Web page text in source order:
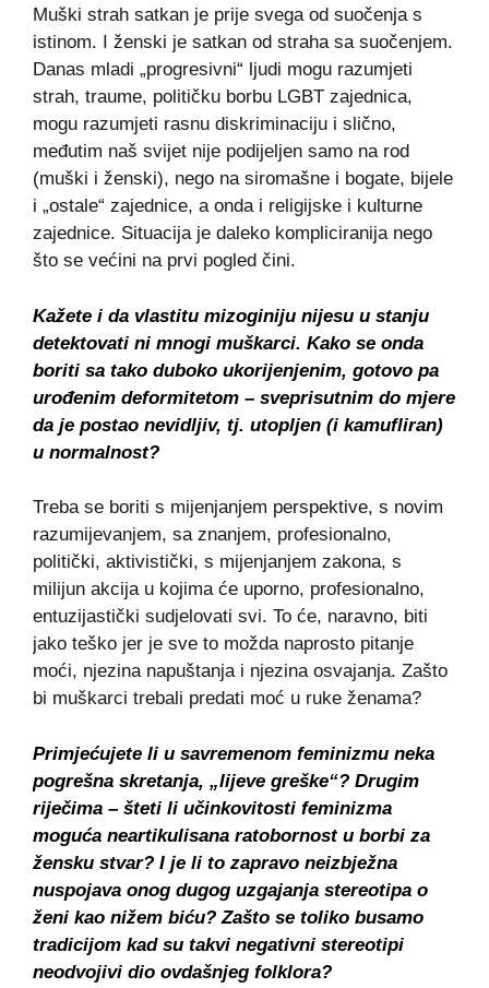
Muški strah satkan je prije svega od suočenja s
istinom. I ženski je satkan od straha sa suočenjem.
Danas mladi „progresivni“ ljudi mogu razumjeti
strah, traume, političku borbu LGBT zajednica,
mogu razumjeti rasnu diskriminaciju i slično,
međutim naš svijet nije podijeljen samo na rod
(muški i ženski), nego na siromašne i bogate, bijele
i „ostale“ zajednice, a onda i religijske i kulturne
zajednice. Situacija je daleko kompliciranija nego
što se većini na prvi pogled čini.
Kažete i da vlastitu mizoginiju nijesu u stanju
detektovati ni mnogi muškarci. Kako se onda
boriti sa tako duboko ukorijenjenim, gotovo pa
urođenim deformitetom – sveprisutnim do mjere
da je postao nevidljiv, tj. utopljen (i kamufliran)
u normalnost?
Treba se boriti s mijenjanjem perspektive, s novim
razumijevanjem, sa znanjem, profesionalno,
politički, aktivistički, s mijenjanjem zakona, s
milijun akcija u kojima će uporno, profesionalno,
entuzijastički sudjelovati svi. To će, naravno, biti
jako teško jer je sve to možda naprosto pitanje
moći, njezina napuštanja i njezina osvajanja. Zašto
bi muškarci trebali predati moć u ruke ženama?
Primjećujete li u savremenom feminizmu neka
pogrešna skretanja, „lijeve greške“? Drugim
riječima – šteti li učinkovitosti feminizma
moguća neartikulisana ratobornost u borbi za
žensku stvar? I je li to zapravo neizbježna
nuspojava onog dugog uzgajanja stereotipa o
ženi kao nižem biću? Zašto se toliko busamo
tradicijom kad su takvi negativni stereotipi
neodvojivi dio ovdašnjeg folklora?